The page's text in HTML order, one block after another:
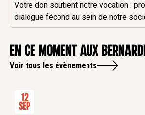
Votre don soutient notre vocation :
dialogue fécond au sein de notre
en ce moment aux
Voir tous les évènements
12
Sep